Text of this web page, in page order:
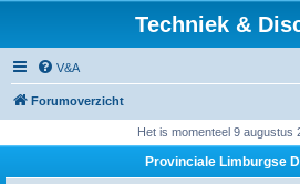
Techniek &
V&A
Forumoverzicht
Het is momenteel 9 augustus
Provinciale Limburgse